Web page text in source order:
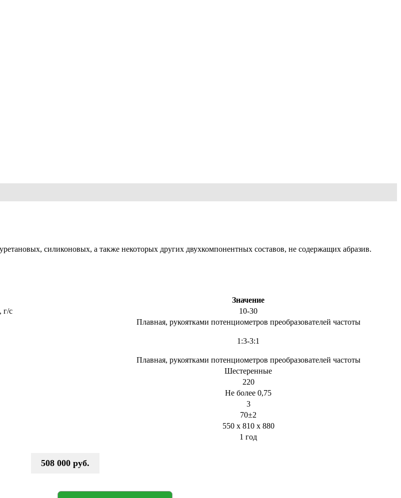
силиконовых, а также некоторых других двухкомпонентных составов, не содержащих абразив.
Значение
г/с
10-30
Плавная, рукоятками потенциометров преобразователей частоты
1:3-3:1
Плавная, рукоятками потенциометров преобразователей частоты
Шестеренные
220
Не более 0,75
3
70±2
550 х 810 х 880
1 год
508 000 руб.